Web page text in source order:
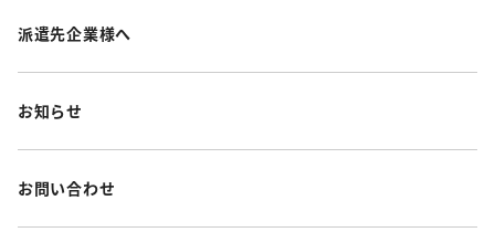
派遣先企業様へ
お知らせ
お問い合わせ